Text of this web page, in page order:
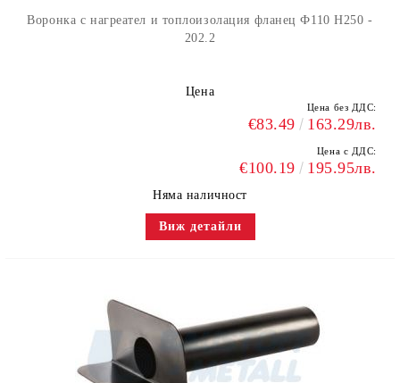
Воронка с нагреател и топлоизолация фланец Ф110 H250 -
202.2
Цена
Цена без ДДС:
€83.49 163.29лв.
Цена с ДДС:
€100.19 195.95лв.
Няма наличност
Виж детайли